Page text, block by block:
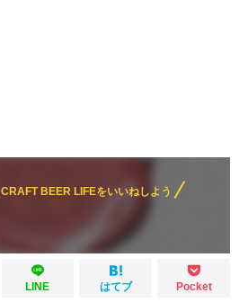
CRAFT BEER LIFEをいいねしよう
LINE はてブ Pocket